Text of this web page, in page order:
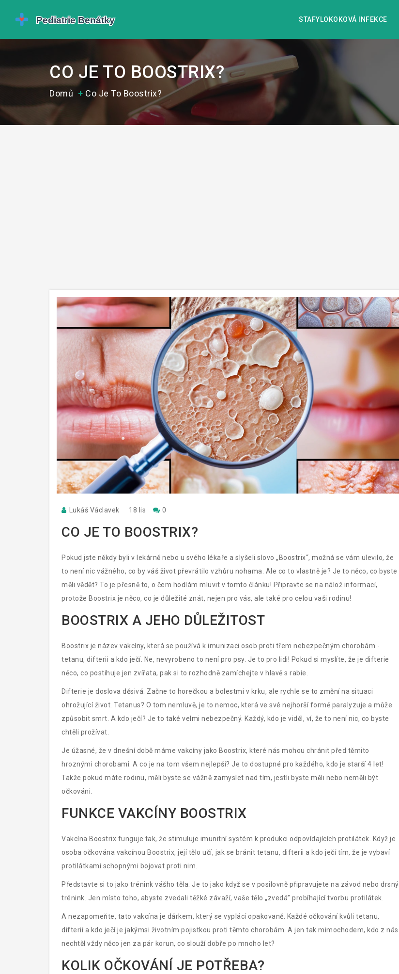
STAFYLOKOKOVÁ INFEKCE
CO JE TO BOOSTRIX?
Domů Co Je To Boostrix?
Lukáš Václavek 18 lis 0
CO JE TO BOOSTRIX?
Pokud jste někdy byli v lekárně nebo u svého lékaře a slyšeli slovo „Boostrix“, možná se vám ulevilo, že
to není nic vážného, co by váš život převrátilo vzhůru nohama. Ale co to vlastně je? Je to něco, co byste
měli vědět? To je přesně to, o čem hodlám mluvit v tomto článku! Připravte se na nálož informací,
protože Boostrix je něco, co je důležité znát, nejen pro vás, ale také pro celou vaši rodinu!
BOOSTRIX A JEHO DŮLEŽITOST
Boostrix je název vakcíny, která se používá k imunizaci osob proti třem nebezpečným chorobám -
tetanu, difterii a kdo ječí. Ne, nevyrobeno to není pro psy. Je to pro lidi! Pokud si myslíte, že je difterie
něco, co postihuje jen zvířata, pak si to rozhodně zamíchejte v hlavě s rabie.
Difterie je doslova děsivá. Začne to horečkou a bolestmi v krku, ale rychle se to změní na situaci
ohrožující život. Tetanus? O tom nemluvě, je to nemoc, která ve své nejhorší formě paralyzuje a může
způsobit smrt. A kdo ječí? Je to také velmi nebezpečný. Každý, kdo je viděl, ví, že to není nic, co byste
chtěli prožívat.
Je úžasné, že v dnešní době máme vakcíny jako Boostrix, které nás mohou chránit před těmito
hroznými chorobami. A co je na tom všem nejlepší? Je to dostupné pro každého, kdo je starší 4 let!
Takže pokud máte rodinu, měli byste se vážně zamyslet nad tím, jestli byste měli nebo neměli být
očkováni.
FUNKCE VAKCÍNY BOOSTRIX
Vakcína Boostrix funguje tak, že stimuluje imunitní systém k produkci odpovídajících protilátek. Když je
osoba očkována vakcínou Boostrix, její tělo učí, jak se bránit tetanu, difterii a kdo ječí tím, že je vybaví
protilátkami schopnými bojovat proti nim.
Představte si to jako trénink vášho těla. Je to jako když se v posilovně připravujete na závod nebo drsný
trénink. Jen místo toho, abyste zvedali těžké závaží, vaše tělo „zvedá” probíhající tvorbu protilátek.
A nezapomeňte, tato vakcína je dárkem, který se vyplácí opakovaně. Každé očkování kvůli tetanu,
difterii a kdo ječí je jakýmsi životním pojistkou proti těmto chorobám. A jen tak mimochodem, kdo z nás
nechtěl vždy něco jen za pár korun, co slouží dobře po mnoho let?
KOLIK OČKOVÁNÍ JE POTŘEBA?